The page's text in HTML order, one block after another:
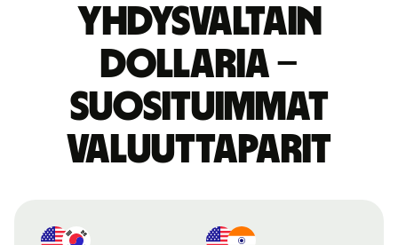
Yhdysvaltain
dollaria –
suosituimmat
valuuttaparit